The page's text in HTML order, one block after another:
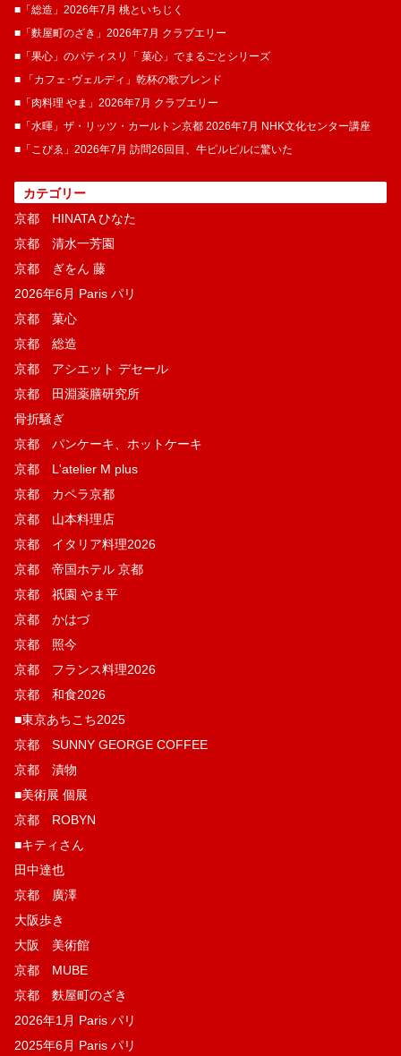
■「総造」2026年7月 桃といちじく
■「麩屋町のざき」2026年7月 クラブエリー
■「果心」のパティスリ「 菓​心」でまるごとシリーズ
■ 「カフェ･ヴェルディ」乾杯の歌ブレンド
■「肉料理 やま」2026年7月 クラブエリー
■「水暉」ザ・リッツ・カールトン京都 2026年7月 NHK文化センター講座
■「こぴゑ」2026年7月 訪問26回目、牛ピルピルに驚いた
カテゴリー
京都 HINATA ひなた
京都 清水一芳園
京都 ぎをん 藤
2026年6月 Paris パリ
京都 菓​心
京都 総造
京都 アシエット デセール
京都 田淵薬膳研究所
骨折騒ぎ
京都 パンケーキ、ホットケーキ
京都 L'atelier M plus
京都 カペラ京都
京都 山本料理店
京都 イタリア料理2026
京都 帝国ホテル 京都
京都 祇園 やま平
京都 かはづ
京都 照今
京都 フランス料理2026
京都 和食2026
■東京あちこち2025
京都 SUNNY GEORGE COFFEE
京都 漬物
■美術展 個展
京都 ROBYN
■キティさん
田中達也
京都 廣澤
大阪歩き
大阪 美術館
京都 MUBE
京都 麩屋町のざき
2026年1月 Paris パリ
2025年6月 Paris パリ